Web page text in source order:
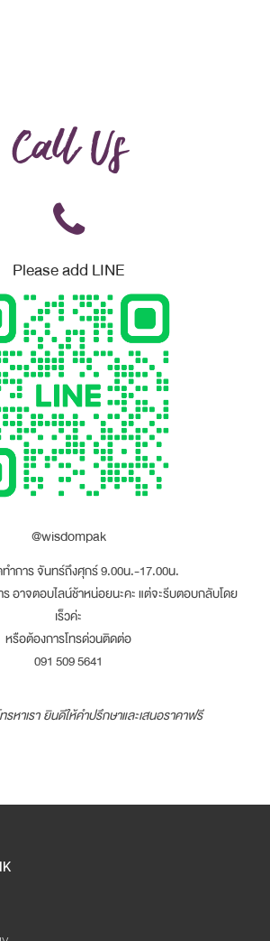
Call Us
Please add LINE
@wisdompak
ทำการ จันทร์ถึงศุกร์ 9.00น.-17.00น.
ร อาจตอบไลน์ช้าหน่อยนะคะ แต่จะรีบตอบกลับโดย
เร็วค่ะ
หรือต้องการโทรด่วนติดต่อ
091 509 5641
รหาเรา ยินดีให้คำปรึกษาและเสนอราคาฟรี